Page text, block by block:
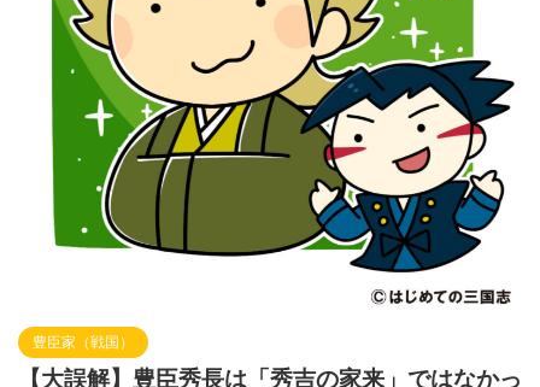
豊臣家（戦国）
【大誤解】豊臣秀長は「秀吉の家来」ではなかっ